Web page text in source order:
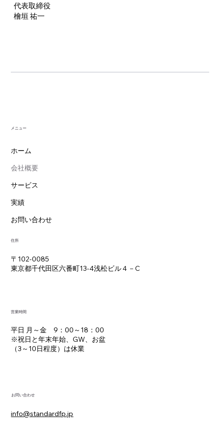
代表取締役
檜垣 祐一
ホーム
会社概要
サービス
実績
お問い合わせ
メニュー
住所
〒102-0085
東京都千代田区六番町13-4浅松ビル４－C
平日 月～金 9：00～18：00
※祝日と年末年始、GW、お盆
（3～10日程度）は休業
営業時間
info@standardfp.jp
お問い合わせ